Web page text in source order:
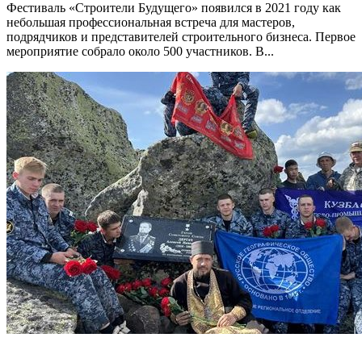
Фестиваль «Строители Будущего» появился в 2021 году как
небольшая профессиональная встреча для мастеров,
подрядчиков и представителей строительного бизнеса. Первое
мероприятие собрало около 500 участников. В...